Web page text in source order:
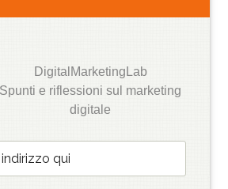
DigitalMarketingLab
Spunti e riflessioni sul marketing
digitale